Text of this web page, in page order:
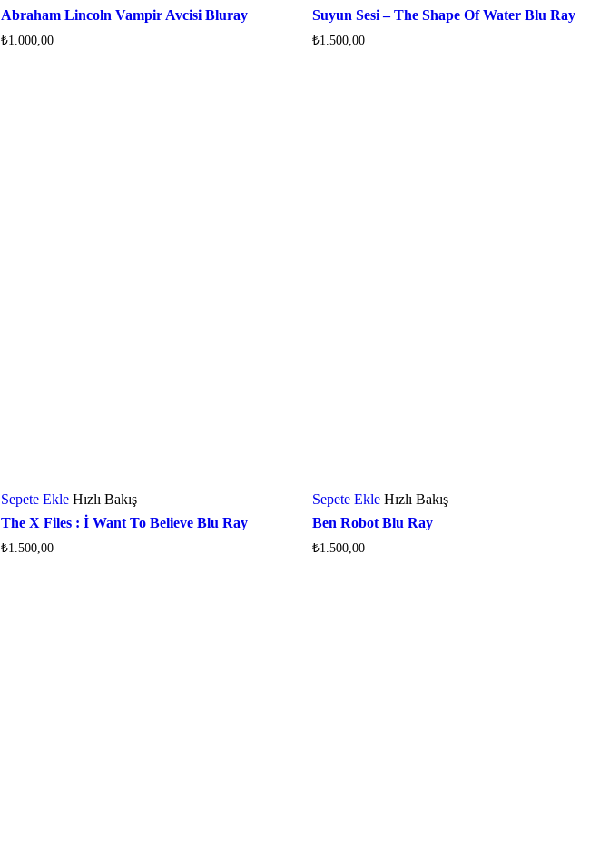
Abraham Lincoln Vampir Avcisi Bluray
₺1.000,00
Suyun Sesi – The Shape Of Water Blu Ray
₺1.500,00
Sepete Ekle Hızlı Bakış
The X Files : İ Want To Believe Blu Ray
₺1.500,00
Sepete Ekle Hızlı Bakış
Ben Robot Blu Ray
₺1.500,00